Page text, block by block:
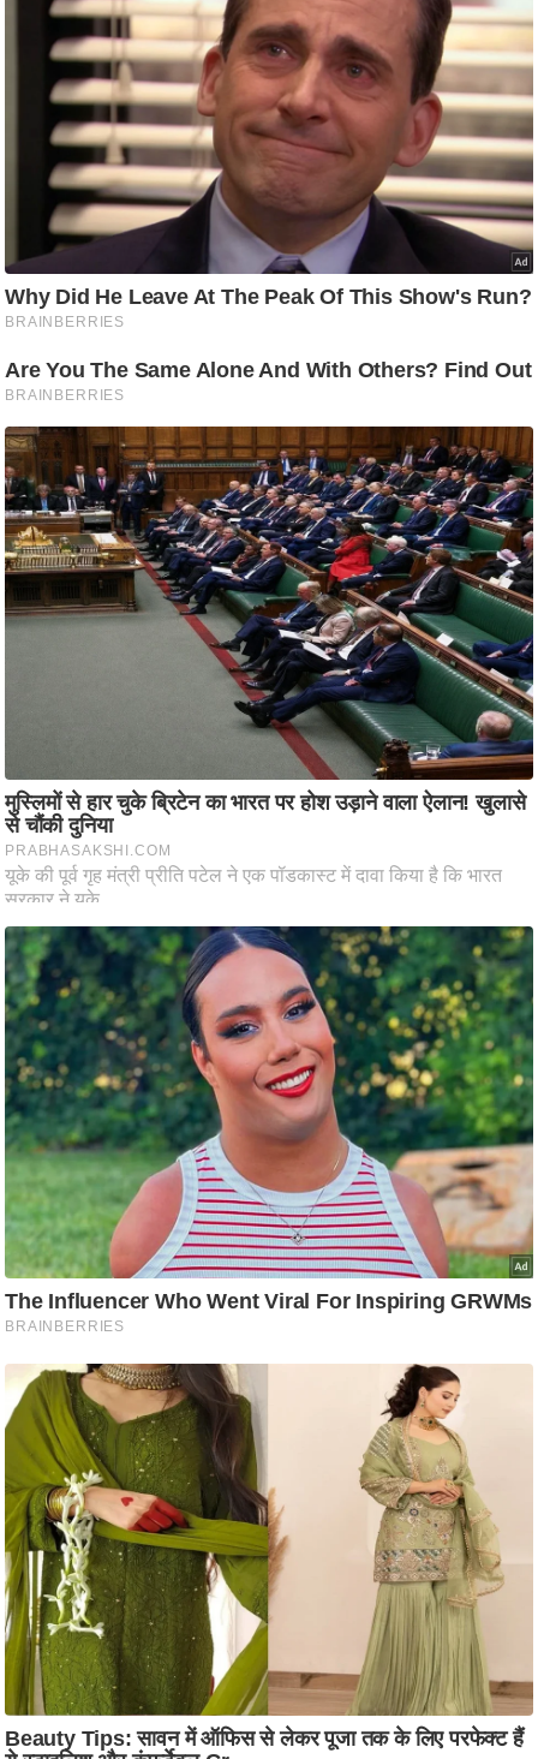
म
सा
म
क
तृ
भू
मि
स्तं
भ
ए
.
आ
ई
.
चा
य
प
र
स
मी
क्षा
ध
र्म
ज्यो
ति
ष
प्र
भु
म
हि
मा
/
ध
र्म
स्थ
ल
व्र
त
त्यो
हा
र